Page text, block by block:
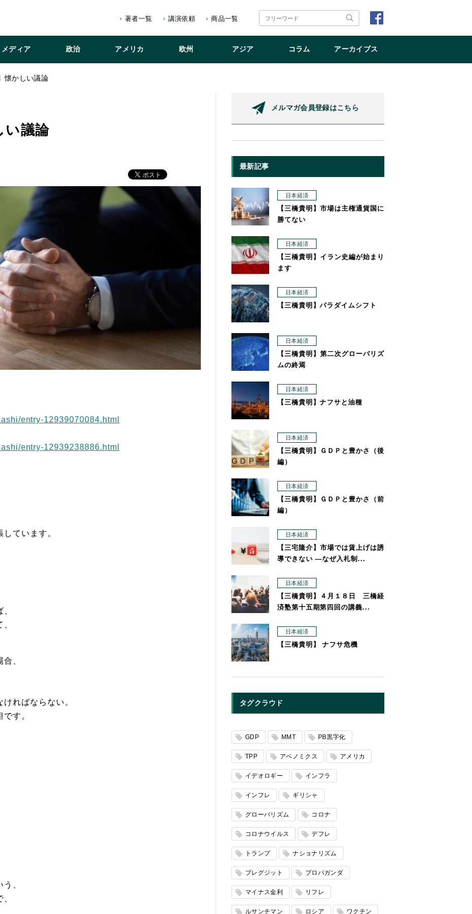
メディア 政治 アメリカ 欧州 アジア コラム アーカイブス
著者一覧 講演依頼 商品一覧
懐かしい議論
い議論
entry-12939070084.html
entry-12939238886.html
ています。
、
ればならない。
す。
、
メルマガ会員登録はこちら
最新記事
日本経済
【三橋貴明】市場は主権通貨国に
勝てない
日本経済
【三橋貴明】イラン史編が始まり
ます
日本経済
【三橋貴明】パラダイムシフト
日本経済
【三橋貴明】第二次グローバリズ
ムの終焉
日本経済
【三橋貴明】ナフサと油種
日本経済
【三橋貴明】ＧＤＰと豊かさ（後
編）
日本経済
【三橋貴明】ＧＤＰと豊かさ（前
編）
日本経済
【三宅隆介】市場では賃上げは誘
導できない ―なぜ入札制...
日本経済
【三橋貴明】４月１８日 三橋経
済塾第十五期第四回の講義...
日本経済
【三橋貴明】 ナフサ危機
タグクラウド
GDP MMT PB黒字化
TPP アベノミクス アメリカ
イデオロギー インフラ
インフレ ギリシャ
グローバリズム コロナ
コロナウイルス デフレ
トランプ ナショナリズム
ブレグジット プロパガンダ
マイナス金利 リフレ
ルサンチマン ロシア ワクチン